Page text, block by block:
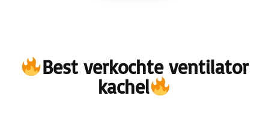
Best verkochte ventilator
kachel